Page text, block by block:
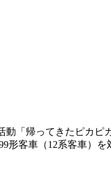
「帰ってきたピカピ
形客車（12系客車）